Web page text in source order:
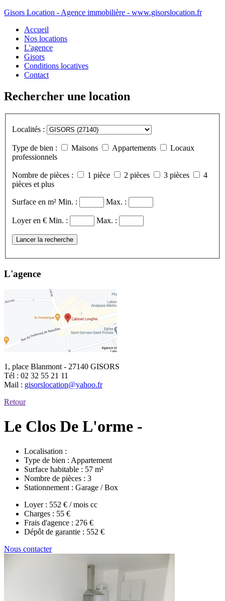
Gisors Location - Agence immobilière - www.gisorslocation.fr
Accueil
Nos locations
L'agence
Gisors
Conditions locatives
Contact
Rechercher une location
Localités :
Type de bien : Maisons Appartements
Locaux
professionnels
Nombre de pièces : 1 pièce 2 pièces 3 pièces
4
pièces et plus
Surface en m² Min. : Max. :
Loyer en € Min. : Max. :
Lancer la recherche
L'agence
1, place Blanmont - 27140 GISORS
Tél : 02 32 55 21 11
Mail : gisorslocation@yahoo.fr
Retour
Le Clos De L'orme -
Localisation :
Type de bien : Appartement
Surface habitable : 57 m²
Nombre de pièces : 3
Stationnement : Garage / Box
Loyer : 552 € / mois cc
Charges : 55 €
Frais d'agence : 276 €
Dépôt de garantie : 552 €
Nous contacter